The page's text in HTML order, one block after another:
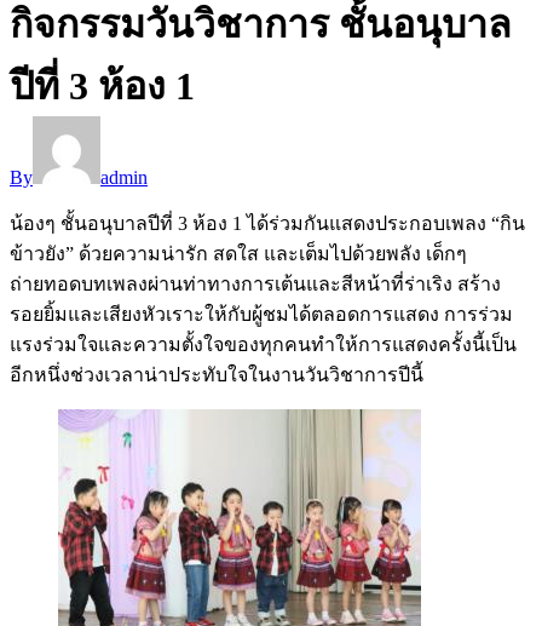
กิจกรรมวันวิชาการ ชั้นอนุบาล
ปีที่ 3 ห้อง 1
By admin
น้องๆ ชั้นอนุบาลปีที่ 3 ห้อง 1 ได้ร่วมกันแสดงประกอบเพลง “กิน
ข้าวยัง” ด้วยความน่ารัก สดใส และเต็มไปด้วยพลัง เด็กๆ
ถ่ายทอดบทเพลงผ่านท่าทางการเต้นและสีหน้าที่ร่าเริง สร้าง
รอยยิ้มและเสียงหัวเราะให้กับผู้ชมได้ตลอดการแสดง การร่วม
แรงร่วมใจและความตั้งใจของทุกคนทำให้การแสดงครั้งนี้เป็น
อีกหนึ่งช่วงเวลาน่าประทับใจในงานวันวิชาการปีนี้